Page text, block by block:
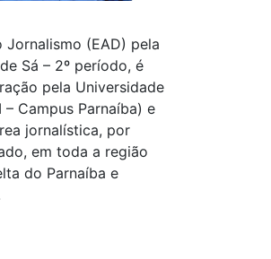
Jornalismo (EAD) pela
Sá – 2º período, é
pela Universidade
– Campus Parnaíba) e
jornalística, por
em toda a região
do Parnaíba e